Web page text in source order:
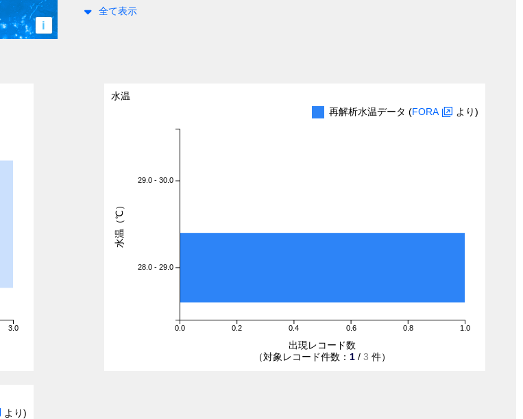
i
全て表示
3.0
水温
再解析水温データ (FORA より)
0.0 0.2 0.4 0.6 0.8 1.0
29.0 - 30.0
28.0 - 29.0
出現レコード数
（対象レコード件数： 1 /3 件）
水温（℃）
より)